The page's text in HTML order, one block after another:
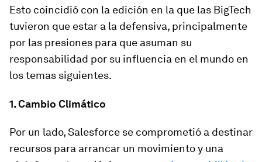
Esto coincidió con la edición en la que las BigTech
tuvieron que estar a la defensiva, principalmente
por las presiones para que asuman su
responsabilidad por su influencia en el mundo en
los temas siguientes.
1. Cambio Climático
Por un lado, Salesforce se comprometió a destinar
recursos para arrancar un movimiento y una